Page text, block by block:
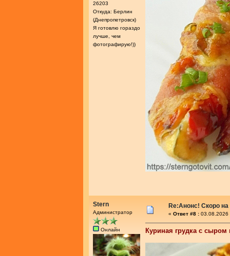
26203
Откуда: Берлин
(Днепропетровск)
Я готовлю гораздо
лучше, чем
фотографирую!))
Stern
Администратор
Онлайн
Re:Анонс! Скоро
« Ответ #8 : 03.08.2026
Куриная грудка с сыром